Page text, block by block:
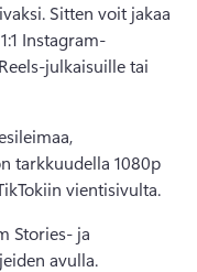
Sitten voit jakaa
Instagram-
julkaisuille tai
tarkkuudella 1080p
vientisivulta.
Stories- ja
avulla.